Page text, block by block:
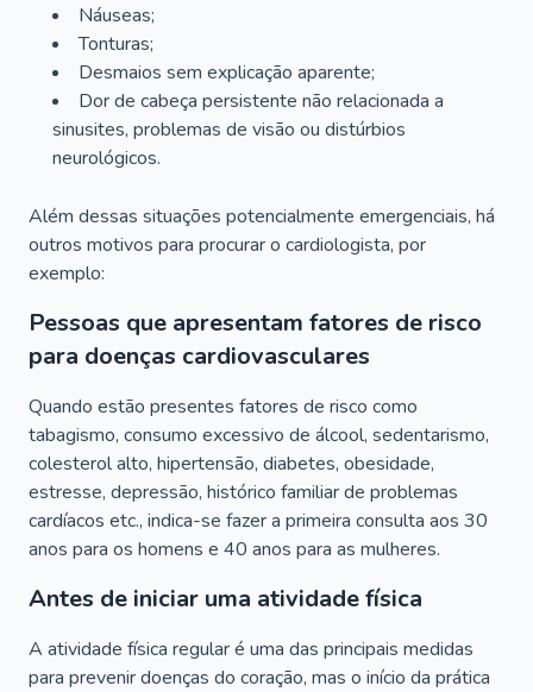
Náuseas;
Tonturas;
Desmaios sem explicação aparente;
Dor de cabeça persistente não relacionada a
sinusites, problemas de visão ou distúrbios
neurológicos.
Além dessas situações potencialmente emergenciais, há
outros motivos para procurar o cardiologista, por
exemplo:
Pessoas que apresentam fatores de risco
para doenças cardiovasculares
Quando estão presentes fatores de risco como
tabagismo, consumo excessivo de álcool, sedentarismo,
colesterol alto, hipertensão, diabetes, obesidade,
estresse, depressão, histórico familiar de problemas
cardíacos etc., indica-se fazer a primeira consulta aos 30
anos para os homens e 40 anos para as mulheres.
Antes de iniciar uma atividade física
A atividade física regular é uma das principais medidas
para prevenir doenças do coração, mas o início da prática